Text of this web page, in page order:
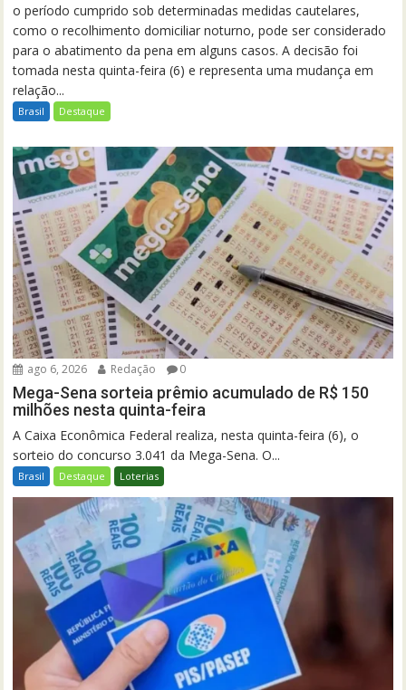
o período cumprido sob determinadas medidas cautelares,
como o recolhimento domiciliar noturno, pode ser considerado
para o abatimento da pena em alguns casos. A decisão foi
tomada nesta quinta-feira (6) e representa uma mudança em
relação...
Brasil Destaque
ago 6, 2026 Redação 0
Mega-Sena sorteia prêmio acumulado de R$ 150
milhões nesta quinta-feira
A Caixa Econômica Federal realiza, nesta quinta-feira (6), o
sorteio do concurso 3.041 da Mega-Sena. O...
Brasil Destaque Loterias